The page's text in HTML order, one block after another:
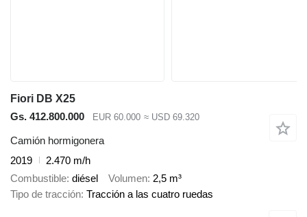
Fiori DB X25
Gs. 412.800.000
EUR 60.000 ≈ USD 69.320
Camión hormigonera
2019
2.470 m/h
Combustible diésel Volumen 2,5 m³
Tipo de tracción Tracción a las cuatro ruedas